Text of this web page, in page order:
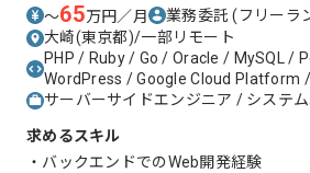
〜65万円／月 業務委託(フリーラ
大崎(東京都)/一部リモート
PHP / Ruby / Go / Oracle / MySQL /
WordPress / Google Cloud Platform
サーバーサイドエンジニア / システ
求めるスキル
・バックエンドでのWeb開発経験